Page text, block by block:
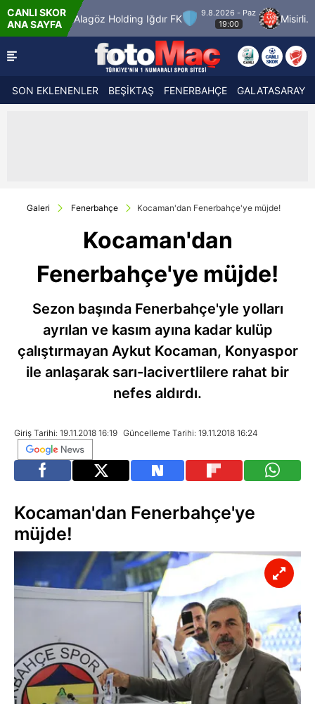
CANLI SKOR
ANA SAYFA
Alagöz Holding Iğdır FK
9.8.2026 - Paz
19:00
Misirli.com.tr
SON EKLENENLER BEŞİKTAŞ FENERBAHÇE GALATASARAY
Galeri Fenerbahçe Kocaman'dan Fenerbahçe'ye müjde!
Kocaman'dan
Fenerbahçe'ye müjde!
Sezon başında Fenerbahçe'yle yolları
ayrılan ve kasım ayına kadar kulüp
çalıştırmayan Aykut Kocaman, Konyaspor
ile anlaşarak sarı-lacivertlilere rahat bir
nefes aldırdı.
Giriş Tarihi: 19.11.2018 16:19 Güncelleme Tarihi: 19.11.2018 16:24
Kocaman'dan Fenerbahçe'ye
müjde!